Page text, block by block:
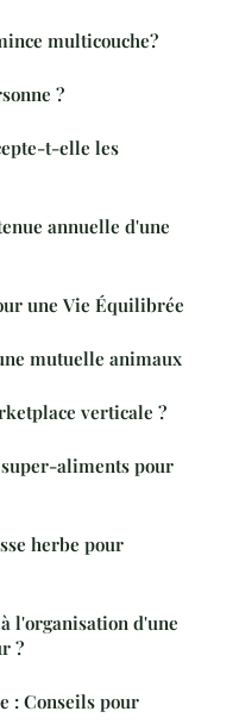
multicouche?
?
t-elle les
annuelle d'une
une Vie Équilibrée
mutuelle animaux
verticale ?
super-aliments pour
herbe pour
l'organisation d'une
?
: Conseils pour